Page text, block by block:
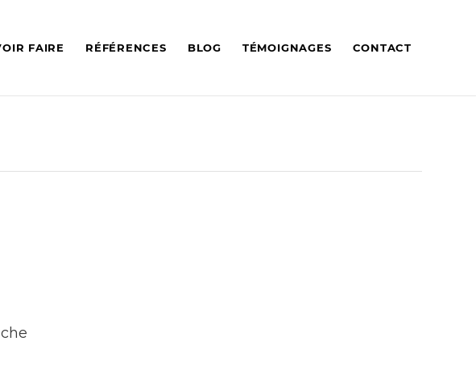
FAIRE RÉFÉRENCES BLOG TÉMOIGNAGES CONTACT